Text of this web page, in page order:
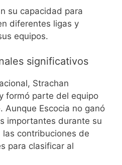
su capacidad para
diferentes ligas y
equipos.
significativos
Strachan
formó parte del equipo
Aunque Escocia no ganó
importantes durante su
las contribuciones de
para clasificar al